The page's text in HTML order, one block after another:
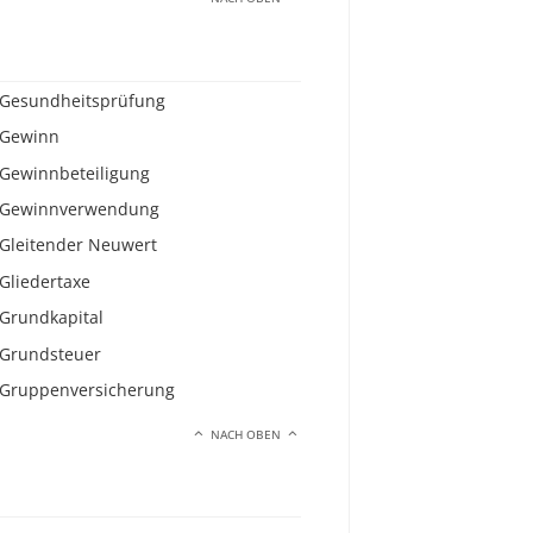
Gesundheitsprüfung
Gewinn
Gewinnbeteiligung
Gewinnverwendung
Gleitender Neuwert
Gliedertaxe
Grundkapital
Grundsteuer
Gruppenversicherung
NACH OBEN